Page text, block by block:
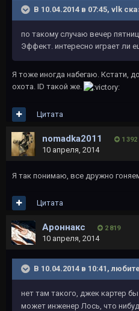
В 10.04.2014 в 07:45, vlk
по такому случаю вечер
Эффект. интересно играет ли
Я тоже иногда набегаю. Кстати,
охота. ID такой же.
Цитата
nomadka2011 1 392
10 апреля, 2014
Я так понимаю, все дружно
Цитата
Ароннакс 2 819
10 апреля, 2014
В 10.04.2014 в 10:41,
нет там такого, джек картер
может инженер Лось, что